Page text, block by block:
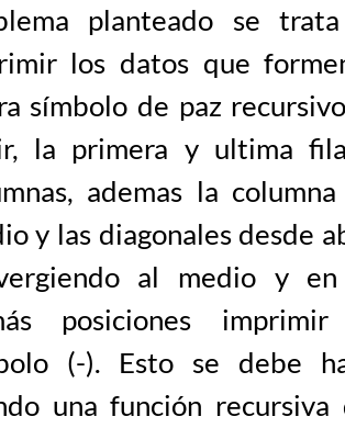
planteado se
los datos que
símbolo de paz
la primera y ultima
ademas la
y las diagonales desde
al medio y
posiciones
(-). Esto se debe
una función recursiva